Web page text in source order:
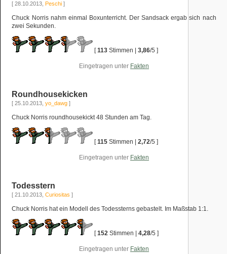
[ 28.10.2013,Peschi ]
Chuck Norris nahm einmal Boxunterricht. Der Sandsack ergab sich nach
zwei Sekunden.
[113 Stimmen |3,86/5 ]
Eingetragen unter Fakten
Roundhousekicken
[ 25.10.2013,yo_dawg ]
Chuck Norris roundhousekickt 48 Stunden am Tag.
[115 Stimmen |2,72/5 ]
Eingetragen unter Fakten
Todesstern
[ 21.10.2013,Curiositas ]
Chuck Norris hat ein Modell des Todessterns gebastelt. Im Maßstab 1:1.
[152 Stimmen |4,28/5 ]
Eingetragen unter Fakten